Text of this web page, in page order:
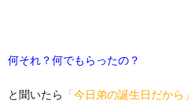
何それ？何でもらったの？
と聞いたら 「今日弟の誕生日だから」